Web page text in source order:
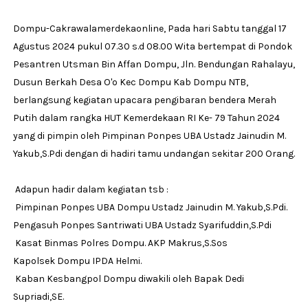
Dompu-Cakrawalamerdekaonline, Pada hari Sabtu tanggal 17
Agustus 2024 pukul 07.30 s.d 08.00 Wita bertempat di Pondok
Pesantren Utsman Bin Affan Dompu, Jln. Bendungan Rahalayu,
Dusun Berkah Desa O'o Kec Dompu Kab Dompu NTB,
berlangsung kegiatan upacara pengibaran bendera Merah
Putih dalam rangka HUT Kemerdekaan RI Ke- 79 Tahun 2024
yang di pimpin oleh Pimpinan Ponpes UBA Ustadz Jainudin M.
Yakub,S.Pdi dengan di hadiri tamu undangan sekitar 200 Orang.
Adapun hadir dalam kegiatan tsb :
Pimpinan Ponpes UBA Dompu Ustadz Jainudin M. Yakub,S.Pdi.
Pengasuh Ponpes Santriwati UBA Ustadz Syarifuddin,S.Pdi
Kasat Binmas Polres Dompu. AKP Makrus,S.Sos
Kapolsek Dompu IPDA Helmi.
Kaban Kesbangpol Dompu diwakili oleh Bapak Dedi
Supriadi,SE.